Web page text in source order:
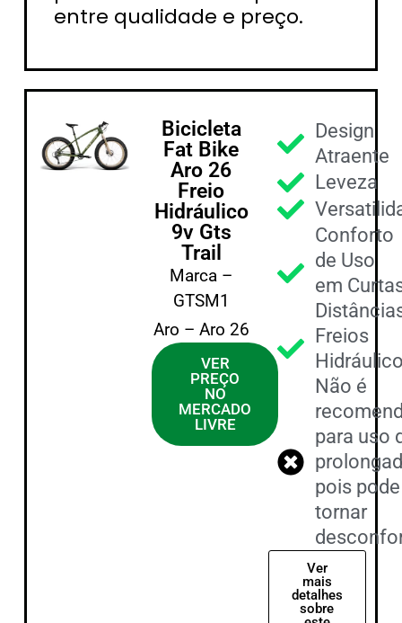
entre qualidade e preço.
Bicicleta
Fat Bike
Aro 26
Freio
Hidráulico
9v Gts
Trail
Marca –
GTSM1
Aro – Aro 26
VER
PREÇO
NO
MERCADO
LIVRE
Design
Atraente
Leveza
Conforto
de Uso
em
Freios
Não é
para uso
pois
tornar
Ver
mais
detalhes
sobre